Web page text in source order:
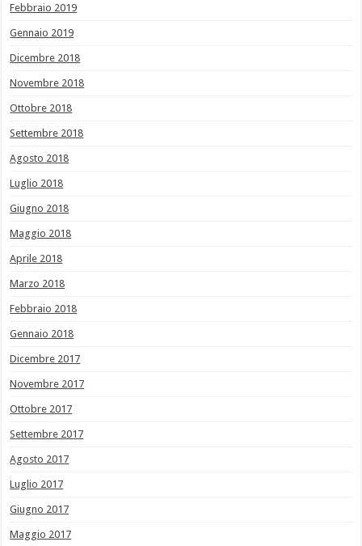
Febbraio 2019
Gennaio 2019
Dicembre 2018
Novembre 2018
Ottobre 2018
Settembre 2018
Agosto 2018
Luglio 2018
Giugno 2018
Maggio 2018
Aprile 2018
Marzo 2018
Febbraio 2018
Gennaio 2018
Dicembre 2017
Novembre 2017
Ottobre 2017
Settembre 2017
Agosto 2017
Luglio 2017
Giugno 2017
Maggio 2017